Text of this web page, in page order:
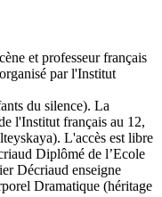
et professeur français
par l'Institut
du silence). La
l'Institut français au 12,
L'accès est libre
Diplômé de l’Ecole
Décriaud enseigne
Dramatique (héritage